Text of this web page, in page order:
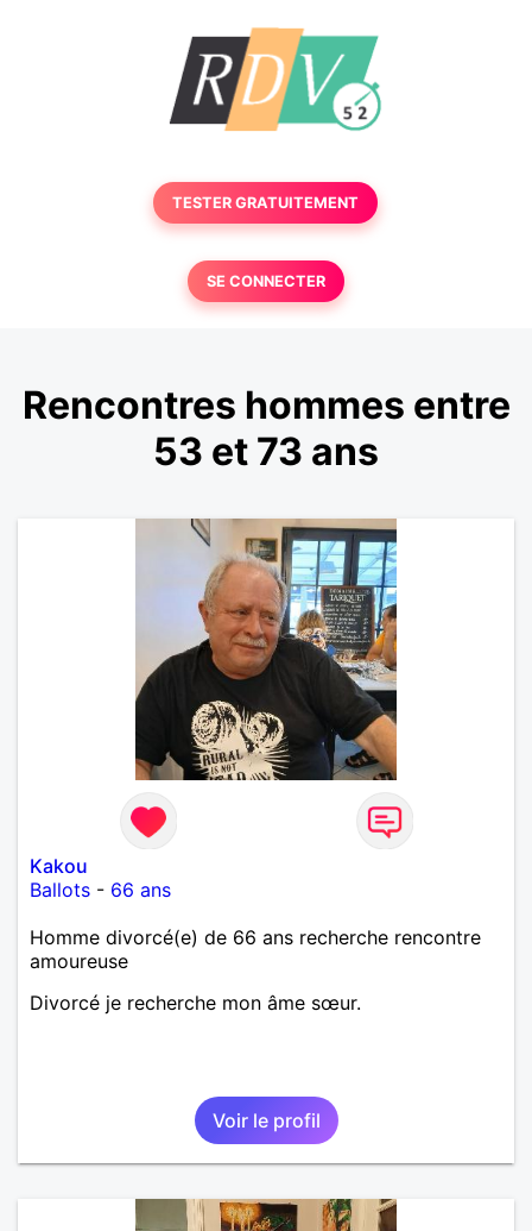
TESTER GRATUITEMENT
SE CONNECTER
Rencontres hommes entre
53 et 73 ans
Kakou
Ballots - 66 ans
Homme divorcé(e) de 66 ans recherche rencontre
amoureuse
Divorcé je recherche mon âme sœur.
Voir le profil